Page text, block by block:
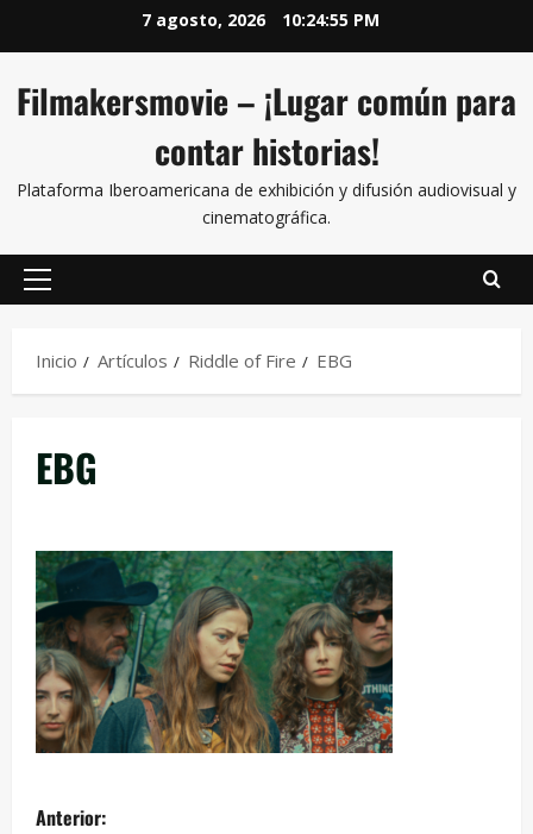
7 agosto, 2026 10:24:55 PM
Filmakersmovie – ¡Lugar común para
contar historias!
Plataforma Iberoamericana de exhibición y difusión audiovisual y
cinematográfica.
Inicio Artículos Riddle of Fire EBG
EBG
Anterior: